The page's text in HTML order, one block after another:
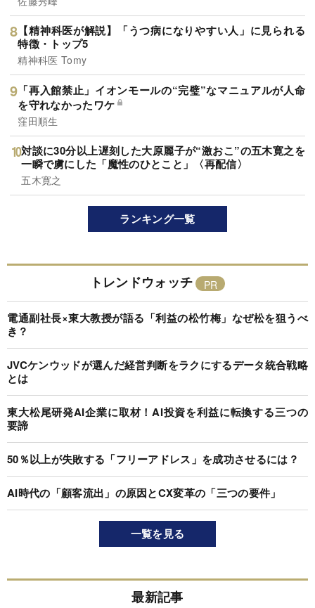
【精神科医が解説】「うつ病になりやすい人」に見られる
特徴・トップ5
精神科医 Tomy
「再入館禁止」イオンモールの“完璧”なマニュアルが人命
を守れなかったワケ
窪田順生
対談に30分以上遅刻した大原麗子が“激おこ”の五木寛之を
一瞬で虜にした「魔性のひとこと」〈再配信〉
五木寛之
ランキング一覧
トレンドウォッチ
電通副社長×東大教授が語る「利益の松竹梅」なぜ松を狙うべ
き？
JVCケンウッドが選んだ経営判断をラクにするデータ統合戦略
とは
東大松尾研発AI企業に取材！AI投資を利益に転換する三つの
要諦
50％以上が失敗する「フリーアドレス」を成功させるには？
AI時代の「顧客流出」の原因とCX変革の「三つの要件」
一覧を見る
最新記事